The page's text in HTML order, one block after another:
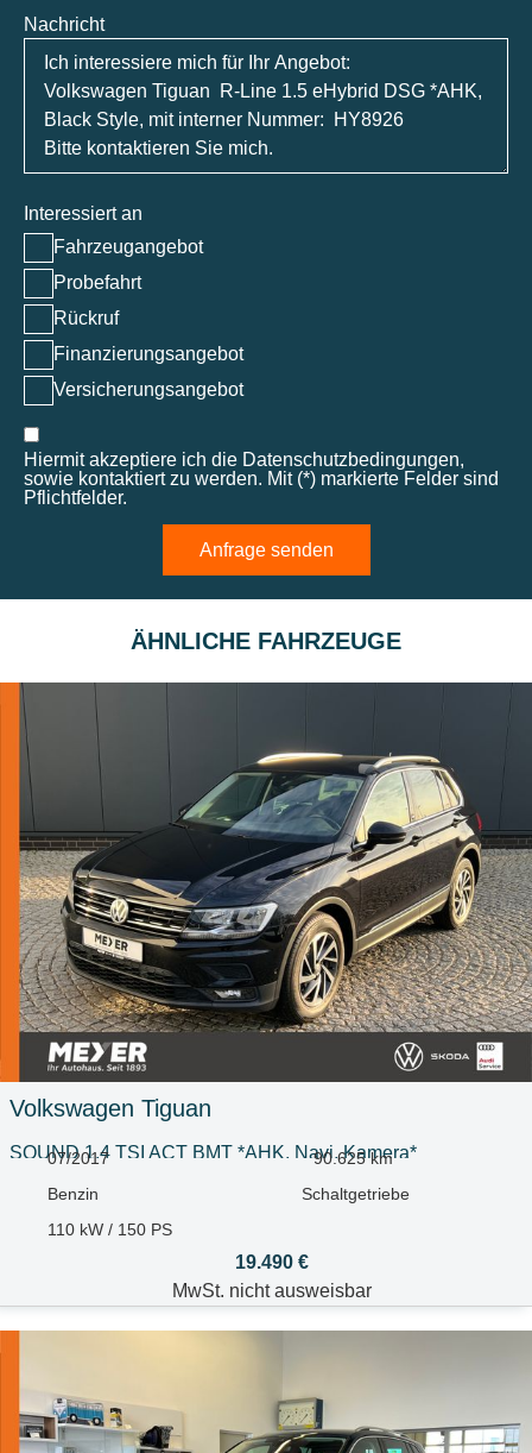
Nachricht
Interessiert an
Fahrzeugangebot
Probefahrt
Rückruf
Finanzierungsangebot
Versicherungsangebot
Hiermit akzeptiere ich die Datenschutzbedingungen,
sowie kontaktiert zu werden. Mit (*) markierte Felder sind
Pflichtfelder.
Anfrage senden
ÄHNLICHE FAHRZEUGE
Volkswagen Tiguan
SOUND 1.4 TSI ACT BMT *AHK, Navi, Kamera*
07/2017
90.625 km
Benzin
Schaltgetriebe
110 kW / 150 PS
19.490 €
MwSt. nicht ausweisbar